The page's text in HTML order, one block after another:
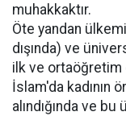
muhakkaktır.
Öte yandan
dışında) ve
ilk ve ortaöğretim
İslam'da kadının
alındığında ve